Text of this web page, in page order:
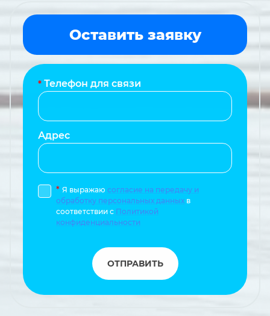
Оставить заявку
* Телефон для связи
Адрес
* Я выражаю согласие на передачу и
обработку персональных данных в
соответствии с Политикой
конфиденциальности
ОТПРАВИТЬ